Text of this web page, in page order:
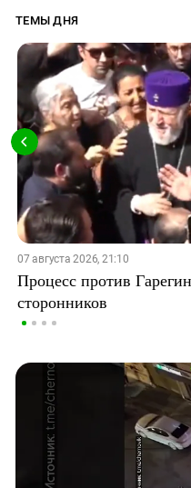
ТЕМЫ ДНЯ
07 августа 2026, 21:10
Процесс против
сторонников